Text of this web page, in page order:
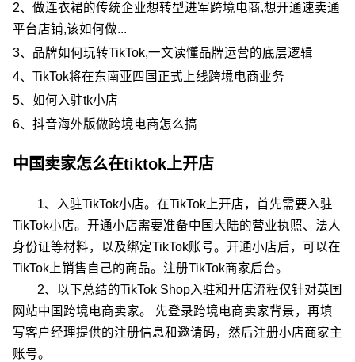
2、 做连衣裙的传统企业想转型进军跨境电商,想开通速卖通
平台店铺,该如何做...
3、 品牌如何玩转TikTok,一文读懂品牌运营的底层逻辑
4、 TikTok将在东南亚四国正式上线跨境电商业务
5、 如何入驻tk小店
6、 抖音海外版做跨境电商怎么搞
中国卖家怎么在tiktok上开店
1、入驻TikTok小店。在TikTok上开店，首先需要入驻
TikTok小店。开通小店需要准备中国大陆的营业执照、法人
身份证等材料，以及绑定TikTok账号。开通小店后，可以在
TikTok上销售自己的商品。注册TikTok商家后台。
2、以下总结的TikTok Shop入驻和开店流程仅针对英国
网站中国跨境电商卖家。 先登录跨境电商卖家背景，再填
写客户经理提供的注册信息和邀请码，然后注册小店商家主
账号。